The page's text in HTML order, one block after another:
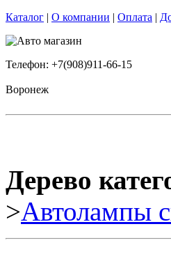
Каталог | О компании | Оплата |
Телефон: +7(908)911-66-15
Воронеж
Дерево
>Автолампы